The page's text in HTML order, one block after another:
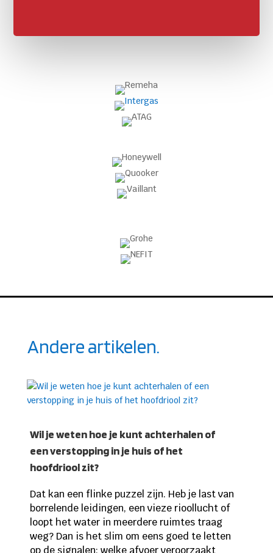
Andere artikelen.
Wil je weten hoe je kunt achterhalen of
een verstopping in je huis of het
hoofdriool zit?
Dat kan een flinke puzzel zijn. Heb je last van
borrelende leidingen, een vieze rioollucht of
loopt het water in meerdere ruimtes traag
weg? Dan is het slim om eens goed te letten
op de signalen: welke afvoer veroorzaakt